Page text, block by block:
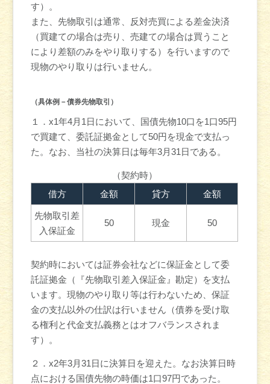
す）。
また、先物取引は通常、反対売買による差金決済
（買建ての場合は売り、売建ての場合は買うこと
により差額のみをやり取りする）を行いますので
現物のやり取りは行いません。
（具体例－債券先物取引）
１．x1年4月1日において、国債先物10口を1口95円
で買建て、委託証拠金として50円を現金で支払っ
た。なお、当社の決算日は毎年3月31日である。
（契約時）
借方
金額 貸方 金額
先物取引差
入保証金
50 現金 50
契約時においては証券会社などに保証金として委
託証拠金（『先物取引差入保証金』勘定）を支払
います。現物のやり取り等は行わないため、保証
金の支払以外の仕訳は行いません（債券を受け取
る権利と代金支払義務とはオフバランスされま
す）。
２．x2年3月31日に決算日を迎えた。なお決算日時
点における国債先物の時価は1口97円であった。